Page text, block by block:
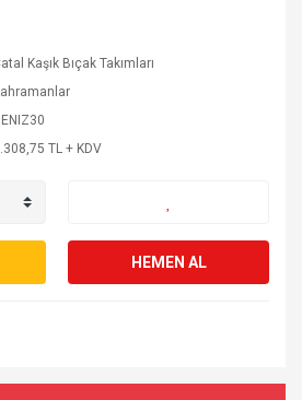
Kaşık Bıçak Takımları
TL + KDV
HEMEN AL